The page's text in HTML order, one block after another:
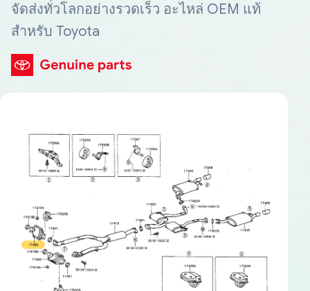
จัดส่งทั่วโลกอย่างรวดเร็ว อะไหล่ OEM แท้
สำหรับ Toyota